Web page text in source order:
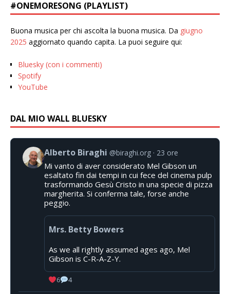
#ONEMORESONG (PLAYLIST)
Buona musica per chi ascolta la buona musica. Da giugno
2025 aggiornato quando capita. La puoi seguire qui:
Bluesky (con i commenti)
Spotify
YouTube
DAL MIO WALL BLUESKY
Alberto Biraghi @biraghi.org 23 ore
Mi vanto di aver considerato Mel Gibson un
esaltato fin dai tempi in cui fece del cinema pulp
trasformando Gesù Cristo in una specie di pizza
margherita. Si conferma tale, forse anche
peggio.
Mrs. Betty Bowers
As we all rightly assumed ages ago, Mel
Gibson is C-R-A-Z-Y.
6 4